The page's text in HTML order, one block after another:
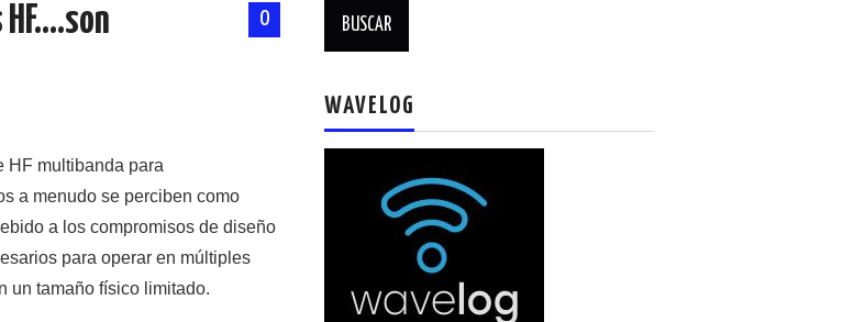
0
HF multibanda para
a menudo se perciben como
a los compromisos de diseño
para operar en múltiples
un tamaño físico limitado.
WAVELOG